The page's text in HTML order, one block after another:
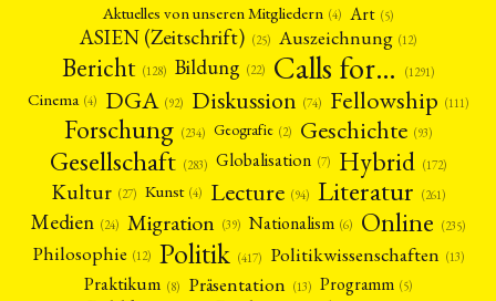
Aktuelles von unseren Mitgliedern (4) Art (5)
ASIEN (Zeitschrift) (25) Auszeichnung (12)
Bericht (128) Bildung (22) Calls for… (1291)
Cinema (4) DGA (92) Diskussion (74) Fellowship (111)
Forschung (234) Geografie (2) Geschichte (93)
Gesellschaft (283) Globalisation (7) Hybrid (172)
Kultur (27) Kunst (4) Lecture (94) Literatur (261)
Medien (24) Migration (39) Nationalism (6) Online (235)
Philosophie (12) Politik (417) Politikwissenschaften (13)
Praktikum (8) Präsentation (13) Programm (5)